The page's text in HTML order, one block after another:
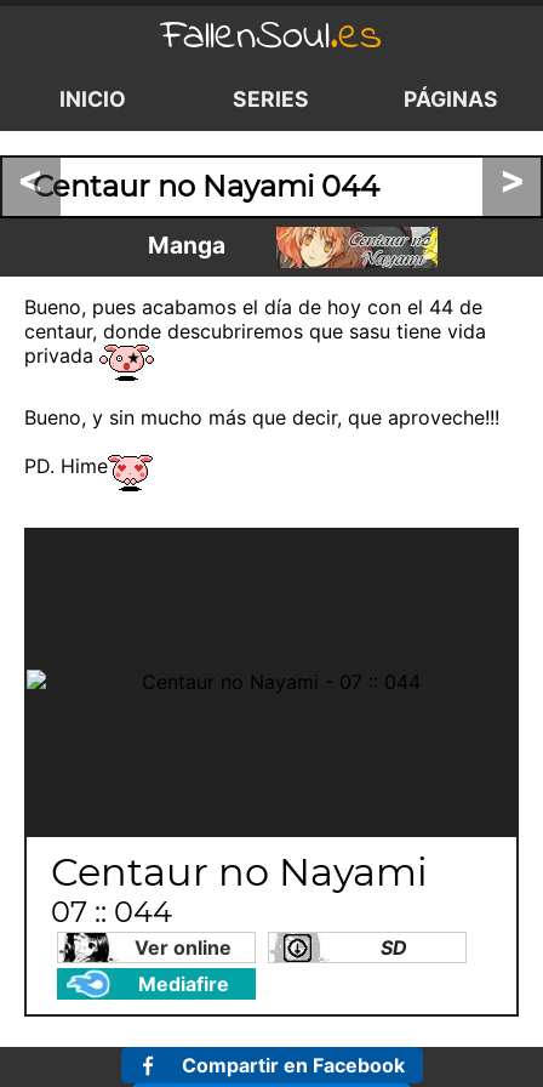
FallenSoul.es
INICIO SERIES PÁGINAS
< >
Centaur no Nayami 044
Manga
Bueno, pues acabamos el día de hoy con el 44 de
centaur, donde descubriremos que sasu tiene vida
privada
Bueno, y sin mucho más que decir, que aproveche!!!
PD. Hime
Centaur no Nayami
07 :: 044
Ver online
SD
Mediafire
Compartir en Facebook